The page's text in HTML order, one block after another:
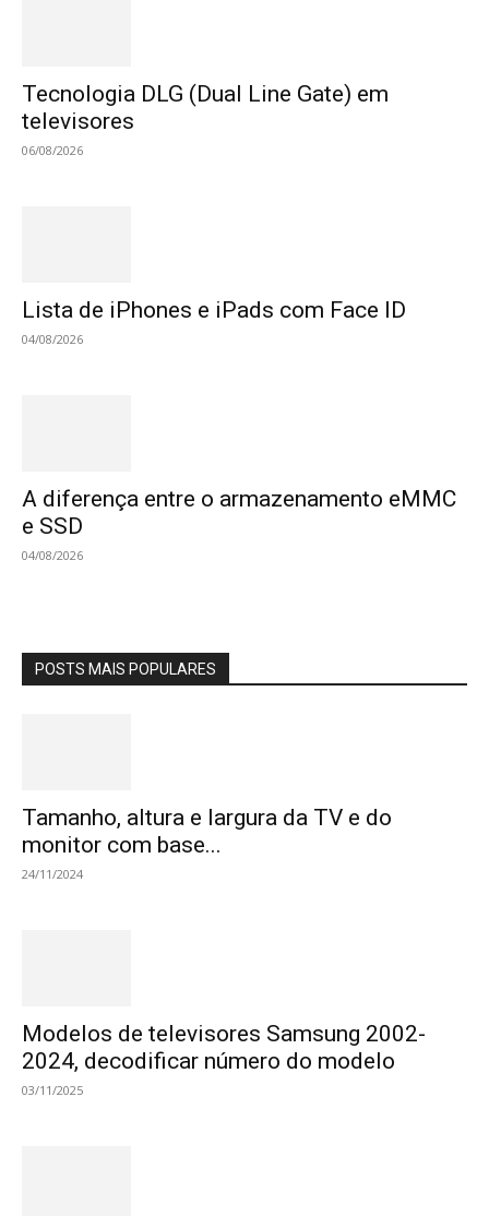
Tecnologia DLG (Dual Line Gate) em
televisores
06/08/2026
Lista de iPhones e iPads com Face ID
04/08/2026
A diferença entre o armazenamento eMMC
e SSD
04/08/2026
POSTS MAIS POPULARES
Tamanho, altura e largura da TV e do
monitor com base...
24/11/2024
Modelos de televisores Samsung 2002-
2024, decodificar número do modelo
03/11/2025